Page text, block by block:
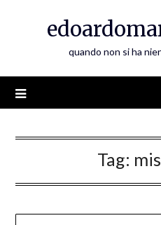
quando non si ha
Tag: